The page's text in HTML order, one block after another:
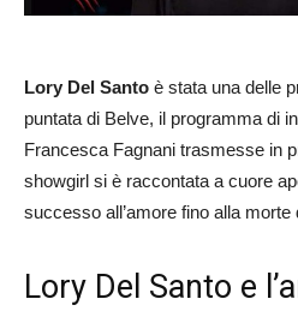
Lory Del Santo è stata una delle
puntata di Belve, il programma di
Francesca Fagnani trasmesse in
showgirl si è raccontata a cuore
successo all’amore fino alla morte
Lory Del Santo e